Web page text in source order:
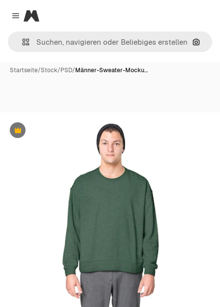
Close menu
Magnific
Nach
Startseite/Stock/PSD/Männer-Sweater-Mocku…
Premium